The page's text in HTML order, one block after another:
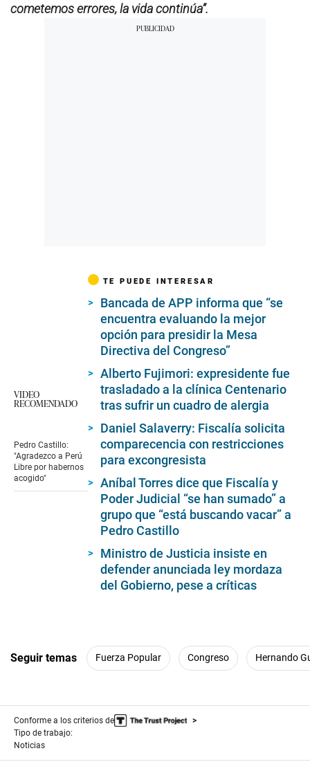
cometemos errores, la vida continúa”.
VIDEO
RECOMENDADO
Pedro Castillo:
"Agradezco a Perú
Libre por habernos
acogido"
TE PUEDE INTERESAR
Bancada de APP informa que “se
encuentra evaluando la mejor
opción para presidir la Mesa
Directiva del Congreso”
Alberto Fujimori: expresidente fue
trasladado a la clínica Centenario
tras sufrir un cuadro de alergia
Daniel Salaverry: Fiscalía solicita
comparecencia con restricciones
para excongresista
Aníbal Torres dice que Fiscalía y
Poder Judicial “se han sumado” a
grupo que “está buscando vacar” a
Pedro Castillo
Ministro de Justicia insiste en
defender anunciada ley mordaza
del Gobierno, pese a críticas
Seguir temas Fuerza Popular Congreso Hernando
Conforme a los criterios de
Tipo de trabajo:
Noticias